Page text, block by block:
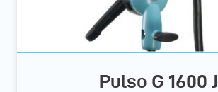
Pulso G 1600 J